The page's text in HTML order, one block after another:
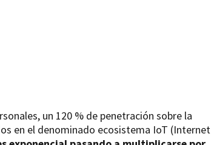
un 120 % de penetración sobre la
en el denominado ecosistema IoT (Internet